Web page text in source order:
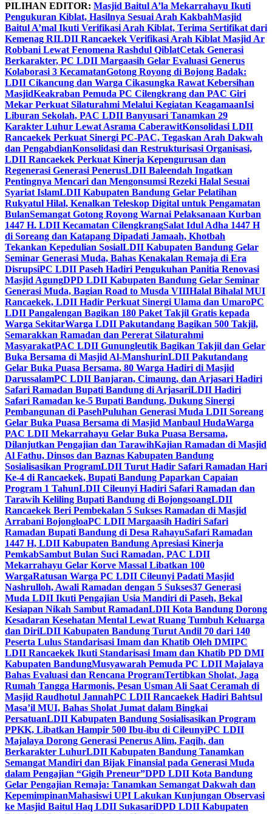
PILIHAN EDITOR: Masjid Baitul A’la Mekarrahayu Ikuti
Pengukuran Kiblat, Hasilnya Sesuai Arah KakbahMasjid
Baitul A’mal Ikuti Verifikasi Arah Kiblat, Terima Sertifikat dari
Kemenag RILDII Rancaekek Verifikasi Arah Kiblat Masjid Ar
Robbani Lewat Fenomena Rashdul QiblatCetak Generasi
Berkarakter, PC LDII Margaasih Gelar Evaluasi Generus
Kolaborasi 3 KecamatanGotong Royong di Bojong Badak:
LDII Cikancung dan Warga Cikasungka Rawat Kebersihan
MasjidKeakraban Pemuda PC Cilengkrang dan PAC Giri
Mekar Perkuat Silaturahmi Melalui Kegiatan KeagamaanIsi
Liburan Sekolah, PAC LDII Banyusari Tanamkan 29
Karakter Luhur Lewat Asrama CaberawitKonsolidasi LDII
Rancaekek Perkuat Sinergi PC-PAC, Tegaskan Arah Dakwah
dan PengabdianKonsolidasi dan Restrukturisasi Organisasi,
LDII Rancaekek Perkuat Kinerja Kepengurusan dan
Regenerasi Generasi PenerusLDII Baleendah Ingatkan
Pentingnya Mencari dan Mengonsumsi Rezeki Halal Sesuai
Syariat IslamLDII Kabupaten Bandung Gelar Pelatihan
Rukyatul Hilal, Kenalkan Teleskop Digital untuk Pengamatan
BulanSemangat Gotong Royong Warnai Pelaksanaan Kurban
1447 H. LDII Kecamatan CilengkrangSalat Idul Adha 1447 H
di Soreang dan Katapang Dipadati Jamaah, Khotbah
Tekankan Kepedulian SosialLDII Kabupaten Bandung Gelar
Seminar Generasi Muda, Bahas Kenakalan Remaja di Era
DisrupsiPC LDII Paseh Hadiri Pengukuhan Panitia Renovasi
Masjid AgungDPD LDII Kabupaten Bandung Gelar Seminar
Generasi Muda, Bagian Road to Musda VIIIHalal Bihalal MUI
Rancaekek, LDII Hadir Perkuat Sinergi Ulama dan UmaroPC
LDII Pangalengan Bagikan 180 Paket Takjil Gratis kepada
Warga SekitarWarga LDII Pakutandang Bagikan 500 Takjil,
Semarakkan Ramadan dan Pererat Silaturahmi
MasyarakatPAC LDII Gunungleutik Bagikan Takjil dan Gelar
Buka Bersama di Masjid Al-ManshurinLDII Pakutandang
Gelar Buka Puasa Bersama, 80 Warga Hadiri di Masjid
DarussalamPC LDII Banjaran, Cimaung, dan Arjasari Hadiri
Safari Ramadan Bupati Bandung di ArjasariLDII Hadiri
Safari Ramadan ke-5 Bupati Bandung, Dukung Sinergi
Pembangunan di PasehPuluhan Generasi Muda LDII Soreang
Gelar Buka Puasa Bersama di Masjid Manbaul HudaWarga
PAC LDII Mekarrahayu Gelar Buka Puasa Bersama,
Dilanjutkan Pengajian dan TarawihKajian Ramadan di Masjid
Al Fathu, Dinsos dan Baznas Kabupaten Bandung
Sosialisasikan ProgramLDII Turut Hadir Safari Ramadan Hari
Ke-4 di Rancaekek, Bupati Bandung Paparkan Capaian
Program 1 TahunLDII Cileunyi Hadiri Safari Ramadan dan
Tarawih Keliling Bupati Bandung di BojongsoangLDII
Rancaekek Beri Pembekalan 5 Sukses Ramadan di Masjid
Arrabani BojongloaPC LDII Margaasih Hadiri Safari
Ramadan Bupati Bandung di Desa RahayuSafari Ramadan
1447 H, LDII Kabupaten Bandung Apresiasi Kinerja
PemkabSambut Bulan Suci Ramadan, PAC LDII
Mekarrahayu Gelar Korve Massal Libatkan 100
WargaRatusan Warga PC LDII Cileunyi Padati Masjid
Nashrulloh, Awali Ramadan dengan 5 Sukses37 Generasi
Muda LDII Ikuti Pengajian Usia Mandiri di Paseh, Bekal
Kesiapan Nikah Sambut RamadanLDII Kota Bandung Dorong
Kesadaran Kesehatan Mental Lewat Ruang Tumbuh Keluarga
dan DiriLDII Kabupaten Bandung Turut Andil 70 dari 140
Peserta Lulus Standarisasi Imam dan Khatib Oleh DMIPC
LDII Rancaekek Ikuti Standarisasi Imam dan Khatib PD DMI
Kabupaten BandungMusyawarah Pemuda PC LDII Majalaya
Bahas Evaluasi dan Rencana ProgramTertibkan Sholat, Jaga
Rumah Tangga Harmonis, Pesan Usman Ali Saat Ceramah di
Masjid Raudhotul JannahPC LDII Rancaekek Hadiri Bahtsul
Masa’il MUI, Bahas Sholat Jumat dalam Bingkai
PersatuanLDII Kabupaten Bandung Sosialisasikan Program
PPKK, Libatkan Hampir 500 Ibu-ibu di CileunyiPC LDII
Majalaya Dorong Generasi Penerus Alim, Faqih, dan
Berkarakter LuhurLDII Kabupaten Bandung Tanamkan
Semangat Mandiri dan Bijak Finansial pada Generasi Muda
dalam Pengajian “Gigih Preneur”DPD LDII Kota Bandung
Gelar Pengajian Remaja: Tanamkan Semangat Dakwah dan
KepemimpinanMahasiswi UPI Lakukan Kunjungan Observasi
ke Masjid Baitul Haq LDII SukasariDPD LDII Kabupaten